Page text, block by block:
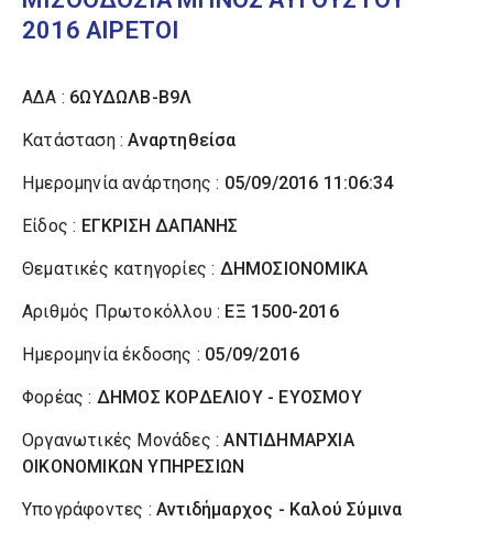
2016 ΑΙΡΕΤΟΙ
ΑΔΑ : 6ΩΥΔΩΛΒ-Β9Λ
Κατάσταση :Αναρτηθείσα
Ημερομηνία ανάρτησης : 05/09/2016 11:06:34
Είδος : ΕΓΚΡΙΣΗ ΔΑΠΑΝΗΣ
Θεματικές κατηγορίες : ΔΗΜΟΣΙΟΝΟΜΙΚΑ
Αριθμός Πρωτοκόλλου : ΕΞ 1500-2016
Ημερομηνία έκδοσης : 05/09/2016
Φορέας : ΔΗΜΟΣ ΚΟΡΔΕΛΙΟΥ - ΕΥΟΣΜΟΥ
Οργανωτικές Μονάδες :ΑΝΤΙΔΗΜΑΡΧΙΑ
ΟΙΚΟΝΟΜΙΚΩΝ ΥΠΗΡΕΣΙΩΝ
Υπογράφοντες : Αντιδήμαρχος - Καλού Σύµινα